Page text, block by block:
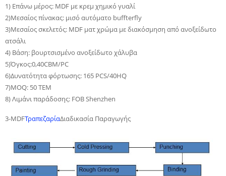
1) Επάνω μέρος: MDF με κρεμ χημικό γυαλί
2)Μεσαίος πίνακας: μισό αυτόματο buffterfly
3)Μεσαίος σκελετός: MDF ματ χρώμα με διακόσμηση από ανοξείδωτο
ατσάλι
4) Βάση: βουρτσισμένο ανοξείδωτο χάλυβα
5)Όγκος:0,40CBM/PC
6)Δυνατότητα φόρτωσης: 165 PCS/40HQ
7)MOQ: 50 ΤΕΜ
8) Λιμάνι παράδοσης: FOB Shenzhen
3-MDFΤραπεζαρίαΔιαδικασία Παραγωγής